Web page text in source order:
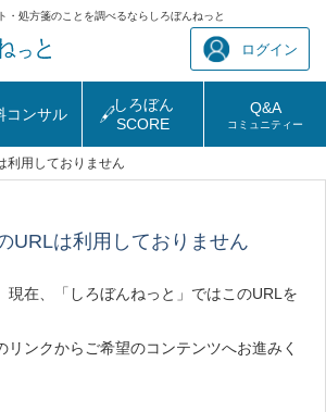
・処方箋のことを調べるならしろぼんねっと
ログイン
コンサル
しろぼん
SCORE
Q&A
コミュニティー
利用しておりません
URLは利用しておりません
現在、「しろぼんねっと」ではこのURLを
リンクからご希望のコンテンツへお進みく